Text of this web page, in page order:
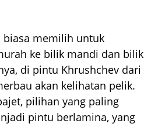
biasa memilih untuk
ke bilik mandi dan bilik
di pintu Khrushchev dari
akan kelihatan pelik.
pilihan yang paling
pintu berlamina, yang